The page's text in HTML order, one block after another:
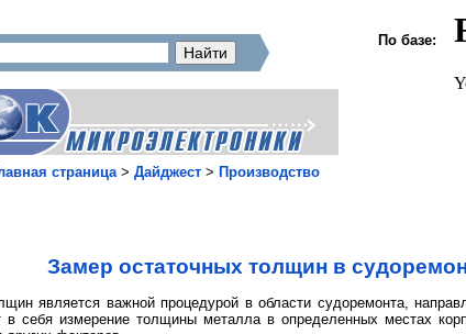
По базе:
страница> Дайджест > Производство
Замер остаточных толщин в
является важной процедурой в области судоремонта,
себя измерение толщины металла в определенных местах